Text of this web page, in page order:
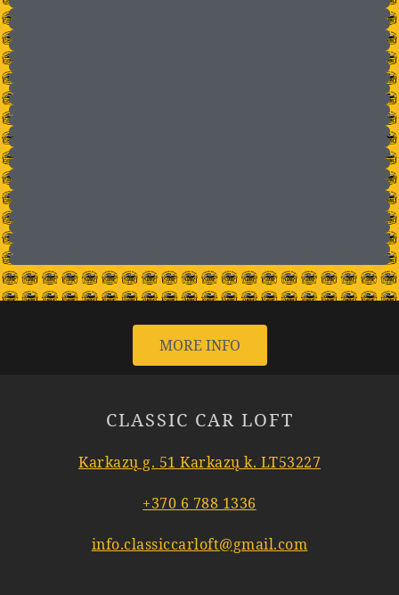
MORE INFO
CLASSIC CAR LOFT
Karkazų g. 51 Karkazų k. LT53227
+370 6 788 1336
info.classiccarloft@gmail.com